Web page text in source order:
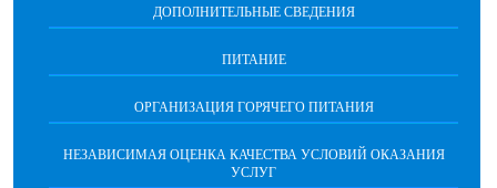
ДОПОЛНИТЕЛЬНЫЕ СВЕДЕНИЯ
ПИТАНИЕ
ОРГАНИЗАЦИЯ ГОРЯЧЕГО ПИТАНИЯ
НЕЗАВИСИМАЯ ОЦЕНКА КАЧЕСТВА УСЛОВИЙ ОКАЗАНИЯ
УСЛУГ